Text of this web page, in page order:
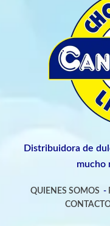
Distribuidora de
mucho
QUIENES SOMOS -